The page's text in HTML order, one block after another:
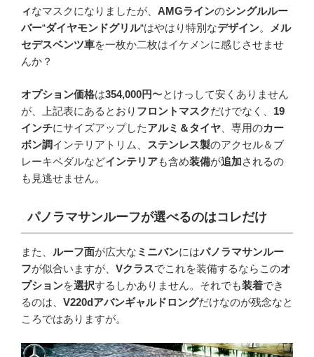
ィなマスクになりましたが、 AMGラインのシングルルー
バー“ダイヤモンドグリル“はやはり特別なデザイン。
メル
セデスベンツ車を一枚か二枚はイケメンに感じさせませ
んか？
オプション価格は354,000円〜とけっして安くありません
が、上記表にあるとおり フロントマスクだけでなく、 19
インチにサイズアップしたアルミ＆タイヤ 、専用のカー
ボン調インテリアトリム、 ステンレス製のアクセル＆ブ
レーキペダルなどインテリアも含め装備が追加されるの
も見逃せません。
パノラマサンルーフが選べるのはコレだけ
また、 ルーフ面が広大な ミニバンにはパノラマサンルー
フが似合いますが、 Vクラスでこれを装備するならこのオ
プションを選択するしかありません。それでも装着でき
るのは、 V220dアバンギャルドロングだけなのが残念なと
ころではありますが。